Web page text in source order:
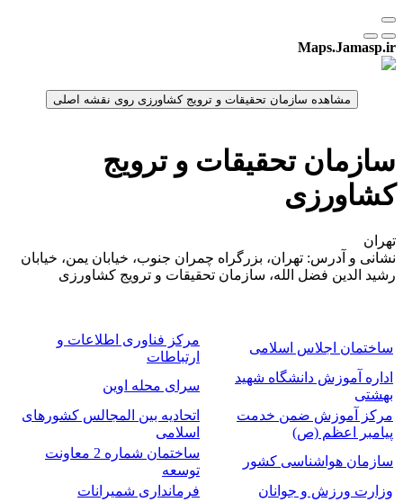
Maps.Jamasp.ir
سازمان تحقیقات و ترویج
کشاورزی
تهران
نشانی و آدرس: تهران، بزرگراه چمران جنوب، خیابان یمن، خیابان
رشید الدین فضل الله، سازمان تحقیقات و ترویج کشاورزی
ساختمان اجلاس اسلامی
مرکز فناوری اطلاعات و
ارتباطات
اداره آموزش دانشگاه شهید
بهشتی
سرای محله اوین
مرکز آموزش ضمن خدمت
پیامبر اعظم (ص)
اتحادیه بین المجالس کشورهای
اسلامی
سازمان هواشناسی کشور
ساختمان شماره 2 معاونت
توسعه
وزارت ورزش و جوانان
فرمانداری شمیرانات